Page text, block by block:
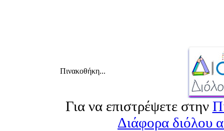
Πινακοθήκη...
Για να επιστρέψετε στην
Διάφορα διόλου